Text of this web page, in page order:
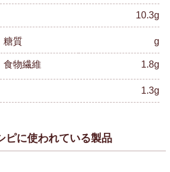
10.3g
糖質 g
食物繊維 1.8g
1.3g
ピに使われている製品